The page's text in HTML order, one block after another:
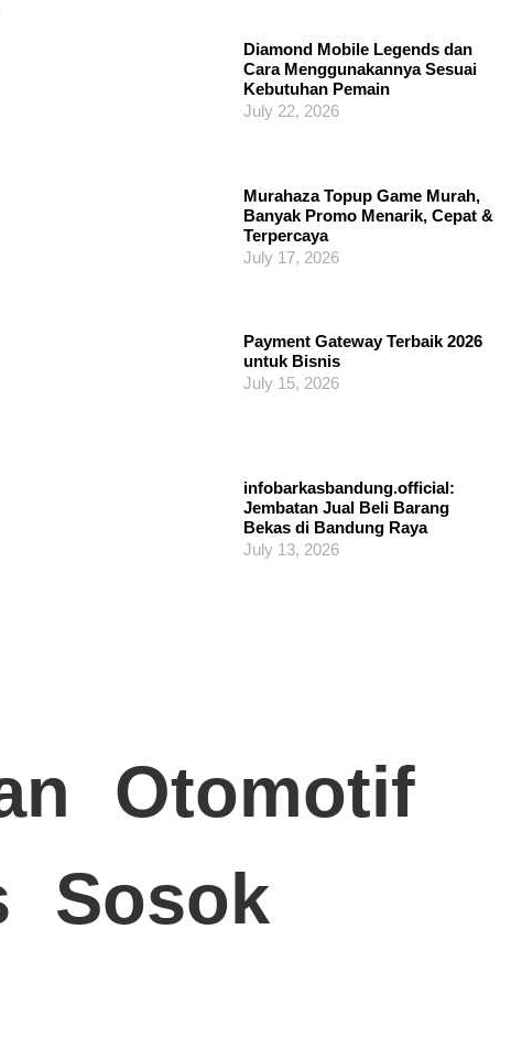
Diamond Mobile Legends dan
Cara Menggunakannya Sesuai
Kebutuhan Pemain
July 22, 2026
Murahaza Topup Game Murah,
Banyak Promo Menarik, Cepat &
Terpercaya
July 17, 2026
Payment Gateway Terbaik 2026
untuk Bisnis
July 15, 2026
infobarkasbandung.official:
Jembatan Jual Beli Barang
Bekas di Bandung Raya
July 13, 2026
Otomotif
Sosok